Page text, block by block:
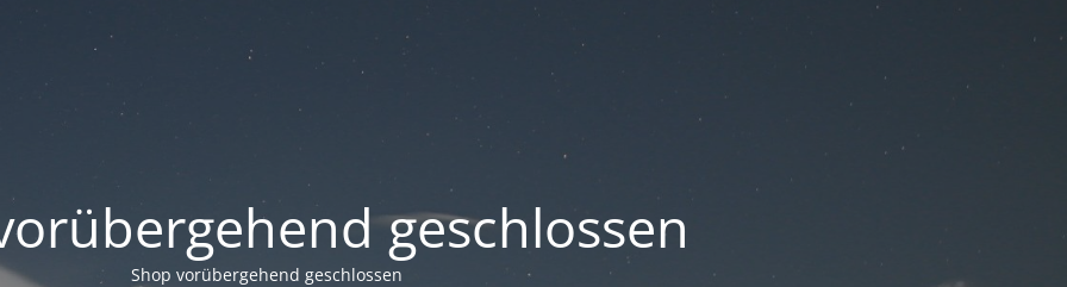
geschlossen
Shop vorübergehend geschlossen